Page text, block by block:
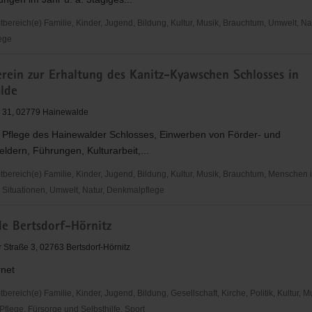
Familie, Kinder, Jugend, Bildung, Kultur, Musik, Brauchtum, Umwelt,
zur Erhaltung des Kanitz-Kyawschen Schlosses in
31, 02779 Hainewalde
des Hainewalder Schlosses, Einwerben von Förder- und
Führungen, Kulturarbeit,...
Familie, Kinder, Jugend, Bildung, Kultur, Musik, Brauchtum, Menschen
Situationen, Umwelt, Natur, Denkmalpflege
Bertsdorf-Hörnitz
Straße 3, 02763 Bertsdorf-Hörnitz
Familie, Kinder, Jugend, Bildung, Gesellschaft, Kirche, Politik, Kultur,
Fürsorge und Selbsthilfe, Sport